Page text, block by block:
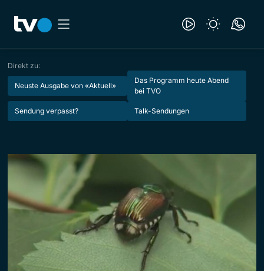
Direkt zu:
Neuste Ausgabe von «Aktuell»
Das Programm heute Abend
bei TVO
Sendung verpasst? Talk-Sendungen